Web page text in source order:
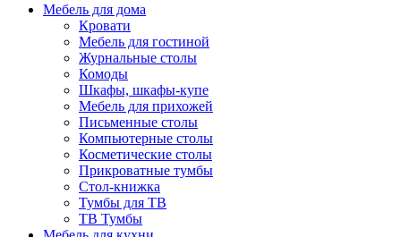
Мебель для дома
Кровати
Мебель для гостиной
Журнальные столы
Комоды
Шкафы, шкафы-купе
Мебель для прихожей
Письменные столы
Компьютерные столы
Косметические столы
Прикроватные тумбы
Стол-книжка
Тумбы для ТВ
ТВ Тумбы